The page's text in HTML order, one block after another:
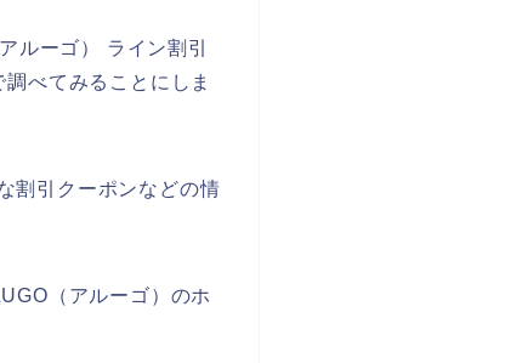
ルーゴ） ライン割引
べてみることにしま
割引クーポンなどの情
（アルーゴ）のホ